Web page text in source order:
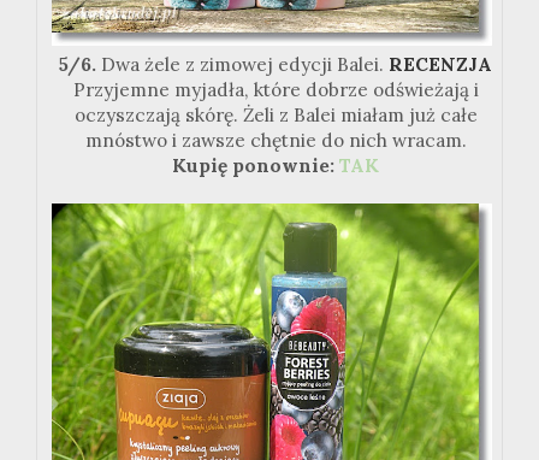
5/6. Dwa żele z zimowej edycji Balei. RECENZJA
Przyjemne myjadła, które dobrze odświeżają i
oczyszczają skórę. Żeli z Balei miałam już całe
mnóstwo i zawsze chętnie do nich wracam.
Kupię ponownie: TAK